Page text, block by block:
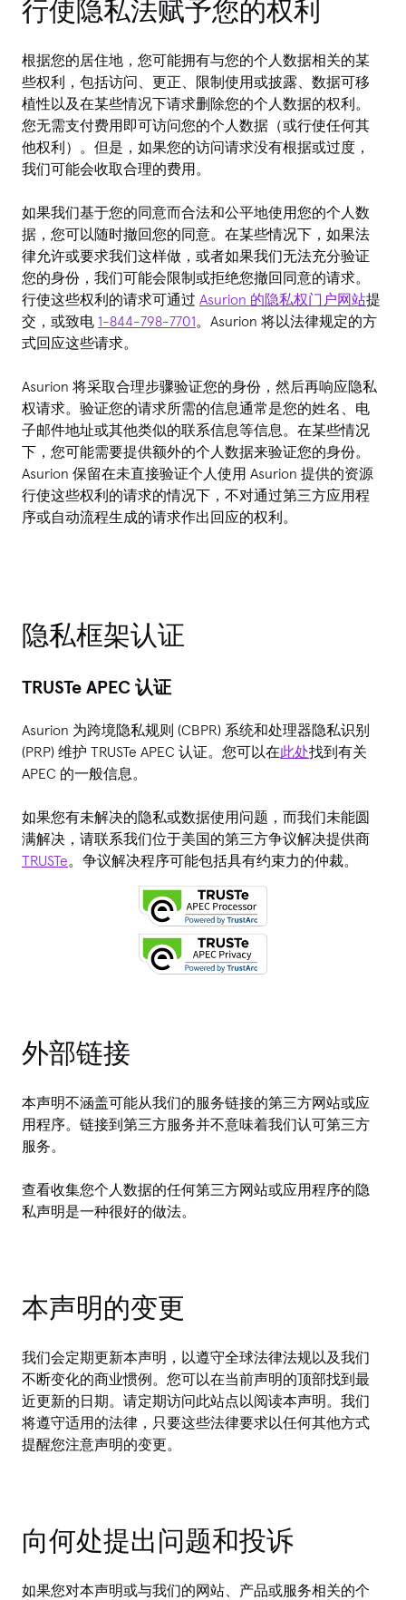
行使隐私法赋予您的权利
根据您的居住地，您可能拥有与您的个人数据相关的某
些权利，包括访问、更正、限制使用或披露、数据可移
植性以及在某些情况下请求删除您的个人数据的权利。
您无需支付费用即可访问您的个人数据（或行使任何其
他权利）。但是，如果您的访问请求没有根据或过度，
我们可能会收取合理的费用。
如果我们基于您的同意而合法和公平地使用您的个人数
据，您可以随时撤回您的同意。在某些情况下，如果法
律允许或要求我们这样做，或者如果我们无法充分验证
您的身份，我们可能会限制或拒绝您撤回同意的请求。
行使这些权利的请求可通过 Asurion 的隐私权门户网站提
交，或致电 1-844-798-7701。Asurion 将以法律规定的方
式回应这些请求。
Asurion 将采取合理步骤验证您的身份，然后再响应隐私
权请求。验证您的请求所需的信息通常是您的姓名、电
子邮件地址或其他类似的联系信息等信息。在某些情况
下，您可能需要提供额外的个人数据来验证您的身份。
Asurion 保留在未直接验证个人使用 Asurion 提供的资源
行使这些权利的请求的情况下，不对通过第三方应用程
序或自动流程生成的请求作出回应的权利。
隐私框架认证
TRUSTe APEC 认证
Asurion 为跨境隐私规则 (CBPR) 系统和处理器隐私识别
(PRP) 维护 TRUSTe APEC 认证。您可以在此处找到有关
APEC 的一般信息。
如果您有未解决的隐私或数据使用问题，而我们未能圆
满解决，请联系我们位于美国的第三方争议解决提供商
TRUSTe。争议解决程序可能包括具有约束力的仲裁。
外部链接
本声明不涵盖可能从我们的服务链接的第三方网站或应
用程序。链接到第三方服务并不意味着我们认可第三方
服务。
查看收集您个人数据的任何第三方网站或应用程序的隐
私声明是一种很好的做法。
本声明的变更
我们会定期更新本声明，以遵守全球法律法规以及我们
不断变化的商业惯例。您可以在当前声明的顶部找到最
近更新的日期。请定期访问此站点以阅读本声明。我们
将遵守适用的法律，只要这些法律要求以任何其他方式
提醒您注意声明的变更。
向何处提出问题和投诉
如果您对本声明或与我们的网站、产品或服务相关的个